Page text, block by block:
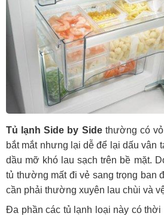
Tủ lạnh Side by Sidethường có vỏ
bắt mắt nhưng lại dễ để lại dấu vân
dầu mỡ khó lau sạch trên bề mặt.
tủ thường mất đi vẻ sang trọng ban
cần phải thường xuyên lau chùi và
Đa phần các tủ lạnh loại này có